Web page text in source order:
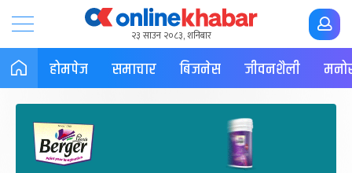
२३ साउन २०८३, शनिबार
होमपेज समाचार बिजनेस जीवनशैली